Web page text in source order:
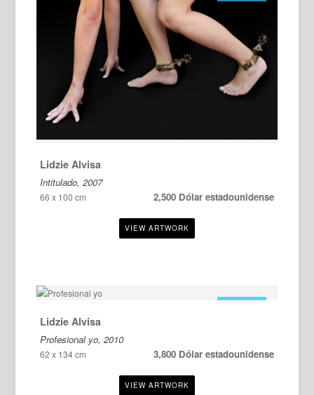
Lidzie Alvisa
Intitulado, 2007
66 x 100 cm 2,500 Dólar estadounidense
Lidzie Alvisa
Profesional yo, 2010
62 x 134 cm 3,800 Dólar estadounidense